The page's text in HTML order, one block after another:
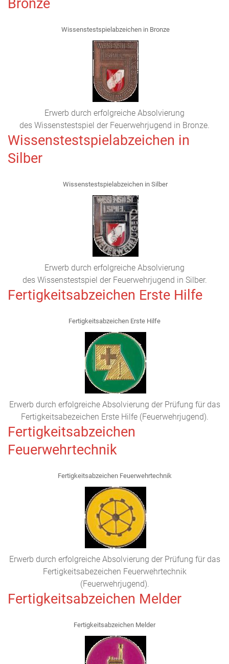
Bronze
Wissenstestspielabzeichen in Bronze
Erwerb durch erfolgreiche Absolvierung
des Wissenstestspiel der Feuerwehrjugend in Bronze.
Wissenstestspielabzeichen in
Silber
Wissenstestspielabzeichen in Silber
Erwerb durch erfolgreiche Absolvierung
des Wissenstestspiel der Feuerwehrjugend in Silber.
Fertigkeitsabzeichen Erste Hilfe
Fertigkeitsabzeichen Erste Hilfe
Erwerb durch erfolgreiche Absolvierung der Prüfung für das
Fertigkeitsabezeichen Erste Hilfe (Feuerwehrjugend).
Fertigkeitsabzeichen
Feuerwehrtechnik
Fertigkeitsabzeichen Feuerwehrtechnik
Erwerb durch erfolgreiche Absolvierung der Prüfung für das
Fertigkeitsabezeichen Feuerwehrtechnik
(Feuerwehrjugend).
Fertigkeitsabzeichen Melder
Fertigkeitsabzeichen Melder